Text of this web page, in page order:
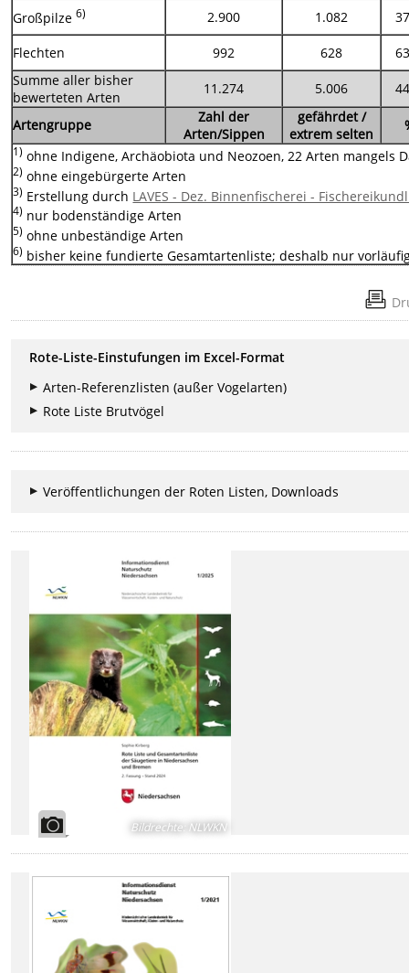
Großpilze6) 2.900 1.082
Flechten 992 628
Summe aller bisher
bewerteten Arten
11.274 5.006
Artengruppe
Zahl der
Arten/Sippen
gefährdet /
extrem selten
1) ohne Indigene, Archäobiota und Neozoen, 22 Arten mangels
2) ohne eingebürgerte Arten
3) Erstellung durch LAVES - Dez. Binnenfischerei -
4) nur bodenständige Arten
5) ohne unbeständige Arten
6) bisher keine fundierte Gesamtartenliste; deshalb nur
Rote-Liste-Einstufungen im Excel-Format
Arten-Referenzlisten (außer Vogelarten)
Rote Liste Brutvögel
Veröffentlichungen der Roten Listen, Downloads
Bildrechte: NLWKN